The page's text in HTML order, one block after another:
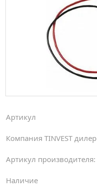
Артикул
Компания TINVEST дилер
Артикул производителя:
Наличие